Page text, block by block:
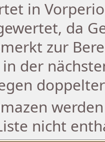
in
da
zur
der
nicht